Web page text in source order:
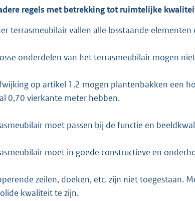
regels met betrekking tot ruimtelijke
terrasmeubilair vallen alle losstaande elementen
onderdelen van het terrasmeubilair mogen
op artikel 1.2 mogen plantenbakken een
0,70 vierkante meter hebben.
moet passen bij de functie en
moet in goede constructieve en
zeilen, doeken, etc. zijn niet toegestaan.
kwaliteit te zijn.